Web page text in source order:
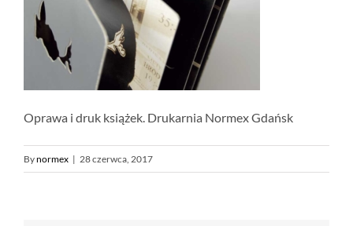
Oprawa i druk książek. Drukarnia Normex Gdańsk
Bynormex | 28 czerwca, 2017